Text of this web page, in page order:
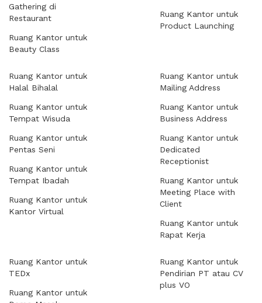
Gathering di
Restaurant
Ruang Kantor untuk
Beauty Class
Ruang Kantor untuk
Product Launching
Ruang Kantor untuk
Halal Bihalal
Ruang Kantor untuk
Tempat Wisuda
Ruang Kantor untuk
Pentas Seni
Ruang Kantor untuk
Tempat Ibadah
Ruang Kantor untuk
Kantor Virtual
Ruang Kantor untuk
Mailing Address
Ruang Kantor untuk
Business Address
Ruang Kantor untuk
Dedicated
Receptionist
Ruang Kantor untuk
Meeting Place with
Client
Ruang Kantor untuk
Rapat Kerja
Ruang Kantor untuk
TEDx
Ruang Kantor untuk
Ruang Kantor untuk
Pendirian PT atau CV
plus VO